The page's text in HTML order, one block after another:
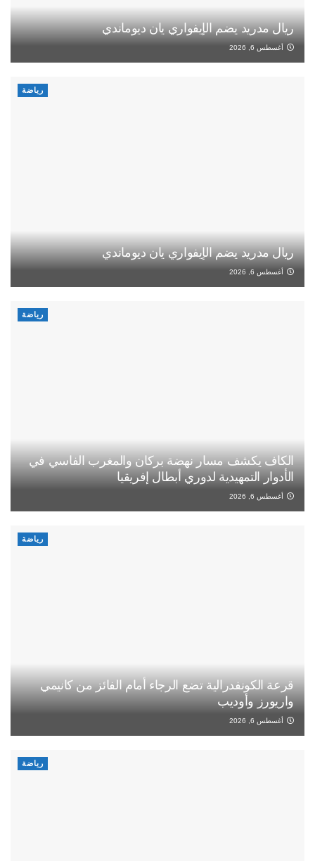
ريال مدريد يضم الإيفواري يان ديوماندي
أغسطس 6, 2026
رياضة
ريال مدريد يضم الإيفواري يان ديوماندي
أغسطس 6, 2026
رياضة
الكاف يكشف مسار نهضة بركان والمغرب الفاسي في
الأدوار التمهيدية لدوري أبطال إفريقيا
أغسطس 6, 2026
رياضة
قرعة الكونفدرالية تضع الرجاء أمام الفائز من كانيمي
واريورز وأوديب
أغسطس 6, 2026
رياضة